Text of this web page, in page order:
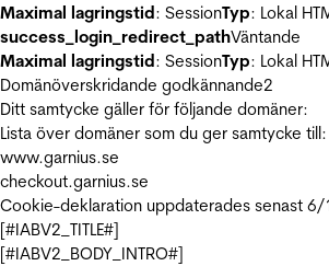
Maximal lagringstid: SessionTyp: Lokal
success_login_redirect_pathVäntande
Maximal lagringstid: SessionTyp: Lokal
Domänöverskridande godkännande2
Ditt samtycke gäller för följande domäner:
Lista över domäner som du ger samtycke till:
www.garnius.se
checkout.garnius.se
Cookie-deklaration uppdaterades senast
[#IABV2_TITLE#]
[#IABV2_BODY_INTRO#]